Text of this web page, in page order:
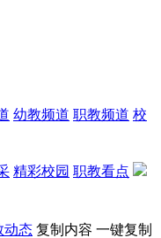
幼教频道 职教频道 校
精彩校园 职教看点
动态 复制内容 一键复制